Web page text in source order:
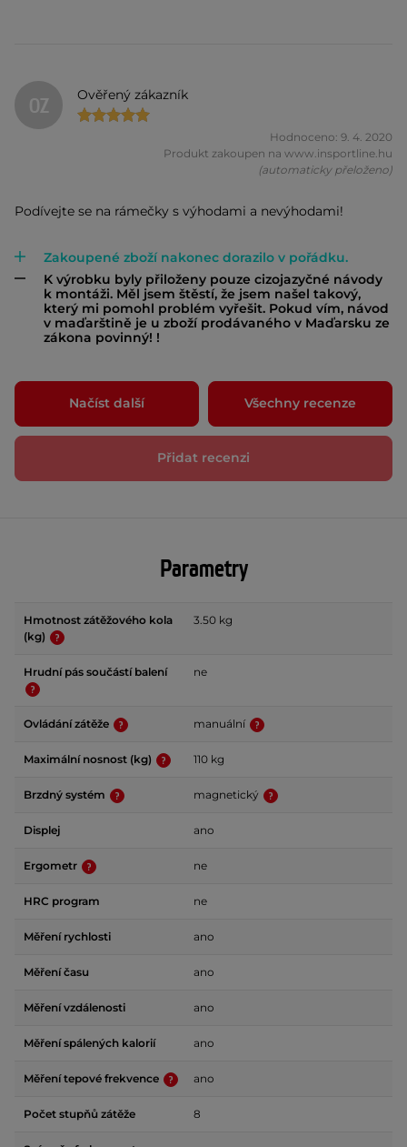
OZ Ověřený zákazník
Hodnoceno: 9. 4. 2020
Produkt zakoupen na www.insportline.hu
(automaticky přeloženo)
Podívejte se na rámečky s výhodami a nevýhodami!
Zakoupené zboží nakonec dorazilo v pořádku.
K výrobku byly přiloženy pouze cizojazyčné návody
k montáži. Měl jsem štěstí, že jsem našel takový,
který mi pomohl problém vyřešit. Pokud vím, návod
v maďarštině je u zboží prodávaného v Maďarsku ze
zákona povinný! !
Načíst další Všechny recenze
Přidat recenzi
Parametry
Hmotnost zátěžového kola
(kg)
3.50 kg
Hrudní pás součástí balení ne
Ovládání zátěže manuální
Maximální nosnost (kg) 110 kg
Brzdný systém magnetický
Displej ano
Ergometr ne
HRC program ne
Měření rychlosti ano
Měření času ano
Měření vzdálenosti ano
Měření spálených kalorií ano
Měření tepové frekvence ano
Počet stupňů zátěže 8